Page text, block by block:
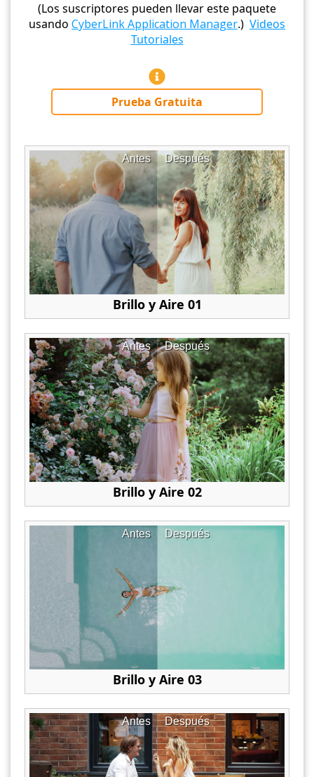
(Los suscriptores pueden llevar este paquete
usando CyberLink Application Manager.) Videos
Tutoriales
Prueba Gratuita
Después
Antes
Brillo y Aire 01
Después
Antes
Brillo y Aire 02
Después
Antes
Brillo y Aire 03
Después
Antes